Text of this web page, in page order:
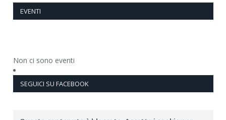
EVENTI
Non ci sono eventi
SEGUICI SU FACEBOOK